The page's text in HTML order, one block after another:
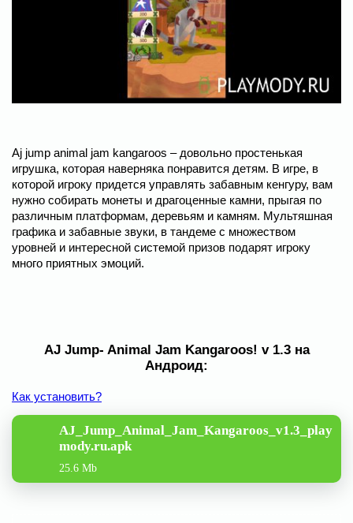
Aj jump animal jam kangaroos – довольно простенькая
игрушка, которая наверняка понравится детям. В игре, в
которой игроку придется управлять забавным кенгуру, вам
нужно собирать монеты и драгоценные камни, прыгая по
различным платформам, деревьям и камням. Мультяшная
графика и забавные звуки, в тандеме с множеством
уровней и интересной системой призов подарят игроку
много приятных эмоций.
AJ Jump- Animal Jam Kangaroos! v 1.3 на
Андроид:
Как установить?
AJ_Jump_Animal_Jam_Kangaroos_v1.3_play
mody.ru.apk
25.6 Mb